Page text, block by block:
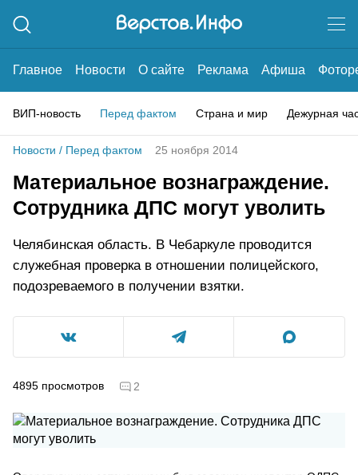
Главное Новости О сайте Реклама Афиша
ВИП-новость Перед фактом Страна и мир Дежурная
Новости / Перед фактом 25 ноября 2014
Материальное вознаграждение.
Сотрудника ДПС могут уволить
Челябинская область. В Чебаркуле проводится
служебная проверка в отношении полицейского,
подозреваемого в получении взятки.
4895 просмотров 2